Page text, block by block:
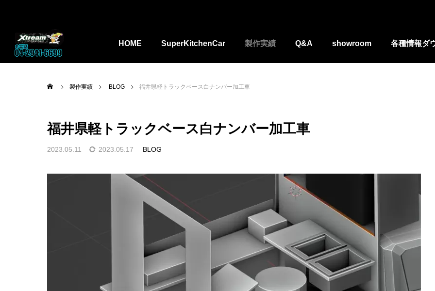
HOME SuperKitchenCar 製作実績 Q&A showroom 各種情報ダ
埼玉県居酒屋さんトレーラー
BLOG project進行中
製作実績 BLOG 福井県軽トラックベース白ナンバー加工車
福井県軽トラックベース白ナンバー加工車
2023.05.11 2023.05.17 BLOG